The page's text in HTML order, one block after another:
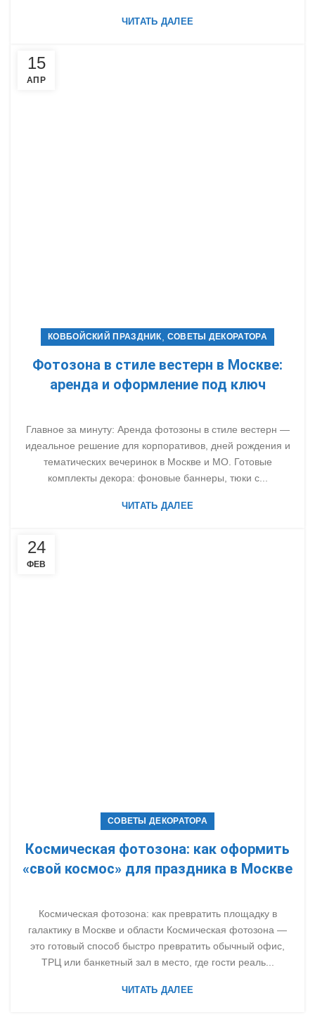
ЧИТАТЬ ДАЛЕЕ
15
АПР
КОВБОЙСКИЙ ПРАЗДНИК СОВЕТЫ ДЕКОРАТОРА
Фотозона в стиле вестерн в Москве:
аренда и оформление под ключ
Главное за минуту: Аренда фотозоны в стиле вестерн —
идеальное решение для корпоративов, дней рождения и
тематических вечеринок в Москве и МО. Готовые
комплекты декора: фоновые баннеры, тюки с...
ЧИТАТЬ ДАЛЕЕ
24
ФЕВ
СОВЕТЫ ДЕКОРАТОРА
Космическая фотозона: как оформить
«свой космос» для праздника в Москве
Космическая фотозона: как превратить площадку в
галактику в Москве и области Космическая фотозона —
это готовый способ быстро превратить обычный офис,
ТРЦ или банкетный зал в место, где гости реаль...
ЧИТАТЬ ДАЛЕЕ